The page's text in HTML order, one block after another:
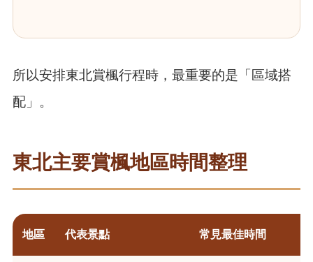
所以安排東北賞楓行程時，最重要的是「區域搭
配」。
東北主要賞楓地區時間整理
地區 代表景點 常見最佳時間